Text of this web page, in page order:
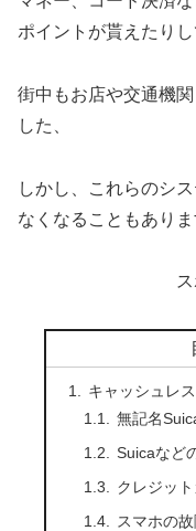
ポイントが貰えたり
街中もお店や交通機
した、
しかし、これらのシ
なくなることもあり
キャッシュレ
無記名
Suicaなど
クレジッ
スマホの